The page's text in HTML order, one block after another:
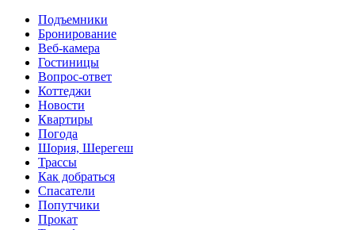
Перейти к основному содержанию
Подъемники
Бронирование
Веб-камера
Гостиницы
Вопрос-ответ
Коттеджи
Новости
Квартиры
Погода
Шория, Шерегеш
Трассы
Как добраться
Спасатели
Попутчики
Прокат